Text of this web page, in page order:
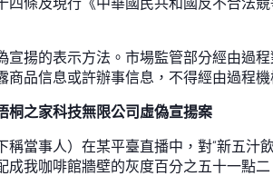
揚的表示方法。市場監管部分經由過
品信息或許辦事信息，不得經由過程
桐之家科技無限公司虛偽宣揚案
當事人）在某平臺直播中，對“新五
我咖啡館牆壁的灰度百分之五十一點